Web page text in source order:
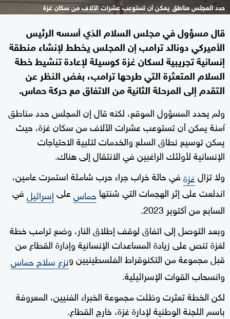
حدد المجلس مناطق يمكن أن تستوعب عشرات الآلاف من سكان غزة
قال مسؤول في مجلس السلام الذي أسسه الرئيس
الأميركي دونالد ترامب إن المجلس يخطط ​لإنشاء منطقة
إنسانية تجريبية لسكان غزة كوسيلة لإعادة تنشيط خطة
السلام المتعثرة التي طرحها ترامب، بغض النظر عن
التقدم ​إلى المرحلة الثانية من الاتفاق مع حركة حماس.
ولم يحدد المسؤول الموقع، لكنه قال إن المجلس حدد مناطق
آمنة يمكن أن تستوعب عشرات الآلاف من سكان غزة، حيث
يمكن توسيع نطاق السلع والخدمات لتلبية الاحتياجات
الإنسانية لأولئك الراغبين في الانتقال إلى هناك.
ولا تزالغزةفي حالة خراب جراء حرب شاملة استمرت عامين،
اندلعت على إثر الهجمات التي شنتها ​ حماسعلىإسرائيلفي
السابع من أكتوبر 2023.
وبعد التوصل إلى اتفاق لوقف إطلاق النار، وضع ترامب خطة
لغزة تنص على زيادة المساعدات الإنسانية وإدارة ‌القطاع من
قبل مجموعة من التكنوقراط الفلسطينيين ونزع سلاح حماس
وانسحاب القوات الإسرائيلية.
لكن الخطة تعثرت وظلت مجموعة الخبراء الفنيين، المعروفة
باسم اللجنة الوطنية لإدارة غزة، خارج ‌القطاع.